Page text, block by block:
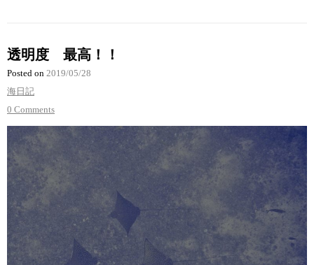
透明度 最高！！
Posted on 2019/05/28
海日記
0 Comments